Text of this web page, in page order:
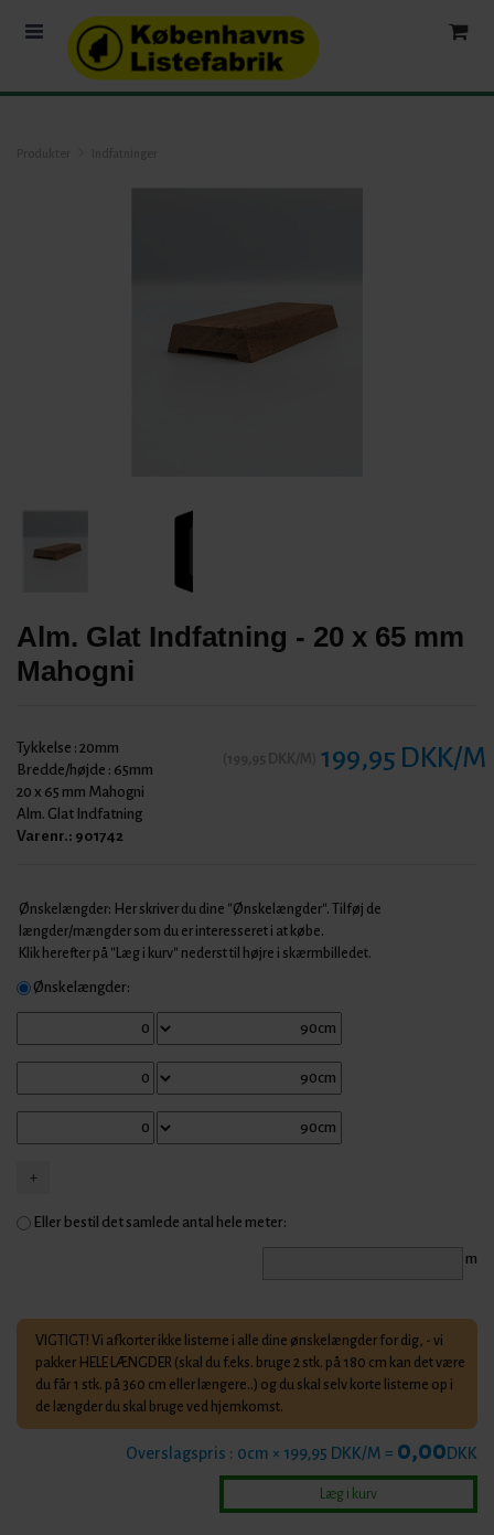
Alm. Glat Indfatning - 20 x 65 mm
Mahogni
Tykkelse : 20mm
Bredde/højde : 65mm
20 x 65 mm Mahogni
Alm. Glat Indfatning
Varenr.: 901742
199,95 DKK/M
Ønskelængder: Her skriver du dine "Ønskelængder". Tilføj de
længder/mængder som du er interesseret i at købe.
Klik herefter på "Læg i kurv" nederst til højre i skærmbilledet.
Ønskelængder:
Eller bestil det samlede antal hele meter:
m
VIGTIGT! Vi afkorter ikke listerne i alle dine ønskelængder for dig, - vi
pakker HELE LÆNGDER (skal du f.eks. bruge 2 stk. på 180 cm kan det være
du får 1 stk. på 360 cm eller længere..) og du skal selv korte listerne op i
de længder du skal bruge ved hjemkomst.
Overslagspris : 0cm × 199,95 DKK/M = 0,00DKK